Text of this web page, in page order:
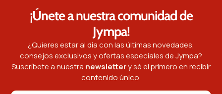
¡Únete a nuestra comunidad de
Jympa!
¿Quieres estar al día con las últimas novedades,
consejos exclusivos y ofertas especiales de Jympa?
Suscríbete a nuestra newslettery sé el primero en recibir
contenido único.